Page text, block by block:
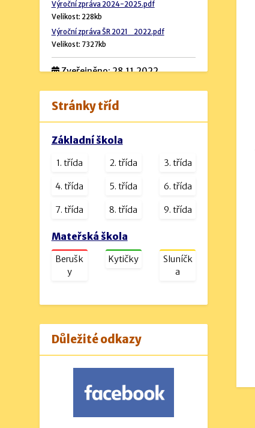
Výroční zpráva 2024-2025.pdf
Velikost: 228kb
Výroční zpráva ŠR 2021_2022.pdf
Velikost: 7327kb
Zveřejněno: 28.11.2022
Návrh rozpočtu 2024 (podrobný).pdf
Velikost: 534kb
Velikost: 16kb
Velikost: 1230kb
Stránky tříd
Základní škola
1. třída 2. třída 3. třída
4. třída 5. třída 6. třída
7. třída 8. třída 9. třída
Mateřská škola
Berušk
y
Kytičky
Sluníčk
a
Důležité odkazy